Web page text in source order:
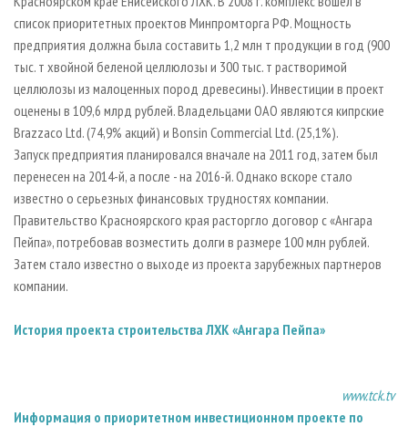
список приоритетных проектов Минпромторга РФ. Мощность
предприятия должна была составить 1,2 млн т продукции в год (900
тыс. т хвойной беленой целлюлозы и 300 тыс. т растворимой
целлюлозы из малоценных пород древесины). Инвестиции в проект
оценены в 109,6 млрд рублей. Владельцами ОАО являются кипрские
Brazzaco Ltd. (74,9% акций) и Bonsin Commercial Ltd. (25,1%).
Запуск предприятия планировался вначале на 2011 год, затем был
перенесен на 2014-й, а после - на 2016-й. Однако вскоре стало
известно о серьезных финансовых трудностях компании.
Правительство Красноярского края расторгло договор с «Ангара
Пейпа», потребовав возместить долги в размере 100 млн рублей.
Затем стало известно о выходе из проекта зарубежных партнеров
компании.
История проекта строительства ЛХК «Ангара Пейпа»
www.tck.tv
Информация о приоритетном инвестиционном проекте по